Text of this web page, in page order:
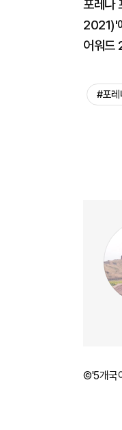
포레나
2021)'
어워드
#포레
©'5개국